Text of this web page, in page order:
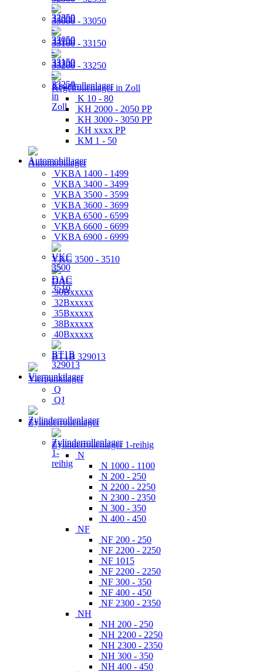
33000 - 33050
33100 - 33150
33200 - 33250
Kegelrollenlager in Zoll
K 10 - 80
KH 2000 - 2050 PP
KH 3000 - 3050 PP
KH xxxx PP
KM 1 - 50
Automobillager
VKBA 1400 - 1499
VKBA 3400 - 3499
VKBA 3500 - 3599
VKBA 3600 - 3699
VKBA 6500 - 6599
VKBA 6600 - 6699
VKBA 6900 - 6999
VKC 3500 - 3510
DAC
30Bxxxxx
32Bxxxxx
35Bxxxxx
38Bxxxxx
40Bxxxxx
BT1B 329013
Vierpunktlager
Q
QJ
Zylinderrollenlager
Zylinderrollenlager 1-reihig
N
N 1000 - 1100
N 200 - 250
N 2200 - 2250
N 2300 - 2350
N 300 - 350
N 400 - 450
NF
NF 200 - 250
NF 2200 - 2250
NF 1015
NF 2200 - 2250
NF 300 - 350
NF 400 - 450
NF 2300 - 2350
NH
NH 200 - 250
NH 2200 - 2250
NH 2300 - 2350
NH 300 - 350
NH 400 - 450